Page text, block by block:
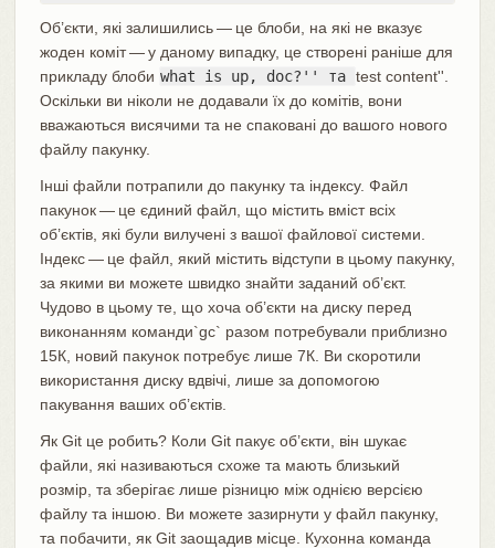
Об’єкти, які залишились — це блоби, на які не вказує
жоден коміт — у даному випадку, це створені раніше для
прикладу блоби what is up, doc?'' та test content''.
Оскільки ви ніколи не додавали їх до комітів, вони
вважаються висячими та не спаковані до вашого нового
файлу пакунку.
Інші файли потрапили до пакунку та індексу. Файл
пакунок — це єдиний файл, що містить вміст всіх
об’єктів, які були вилучені з вашої файлової системи.
Індекс — це файл, який містить відступи в цьому пакунку,
за якими ви можете швидко знайти заданий об’єкт.
Чудово в цьому те, що хоча об’єкти на диску перед
виконанням команди`gc` разом потребували приблизно
15К, новий пакунок потребує лише 7К. Ви скоротили
використання диску вдвічі, лише за допомогою
пакування ваших об’єктів.
Як Git це робить? Коли Git пакує об’єкти, він шукає
файли, які називаються схоже та мають близький
розмір, та зберігає лише різницю між однією версією
файлу та іншою. Ви можете зазирнути у файл пакунку,
та побачити, як Git заощадив місце. Кухонна команда